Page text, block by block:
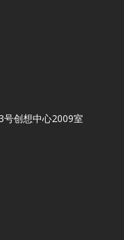
创想中心2009室